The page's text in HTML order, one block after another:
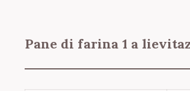
Pane di farina 1 a